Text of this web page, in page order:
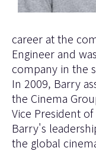
career at the
Engineer and
company in the
In 2009, Barry
the Cinema
Vice President
Barry's
the global